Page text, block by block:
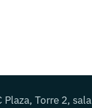
Torre 2, sala